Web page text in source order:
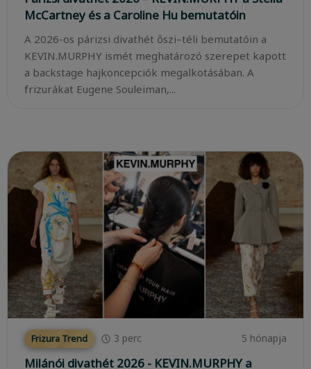
McCartney és a Caroline Hu bemutatóin
A 2026-os párizsi divathét őszi–téli bemutatóin a
KEVIN.MURPHY ismét meghatározó szerepet kapott
a backstage hajkoncepciók megalkotásában. A
frizurákat Eugene Souleiman,...
Frizura Trend 3 perc 5 hónapja
Milánói divathét 2026 - KEVIN.MURPHY a